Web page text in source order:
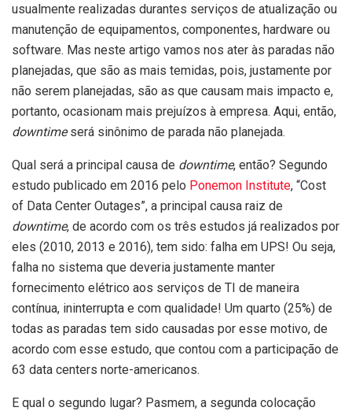
usualmente realizadas durantes serviços de atualização ou
manutenção de equipamentos, componentes, hardware ou
software. Mas neste artigo vamos nos ater às paradas não
planejadas, que são as mais temidas, pois, justamente por
não serem planejadas, são as que causam mais impacto e,
portanto, ocasionam mais prejuízos à empresa. Aqui, então,
downtimeserá sinônimo de parada não planejada.
Qual será a principal causa de downtime, então? Segundo
estudo publicado em 2016 pelo Ponemon Institute, “Cost
of Data Center Outages”, a principal causa raiz de
downtime, de acordo com os três estudos já realizados por
eles (2010, 2013 e 2016), tem sido: falha em UPS! Ou seja,
falha no sistema que deveria justamente manter
fornecimento elétrico aos serviços de TI de maneira
contínua, ininterrupta e com qualidade! Um quarto (25%) de
todas as paradas tem sido causadas por esse motivo, de
acordo com esse estudo, que contou com a participação de
63 data centers norte-americanos.
E qual o segundo lugar? Pasmem, a segunda colocação